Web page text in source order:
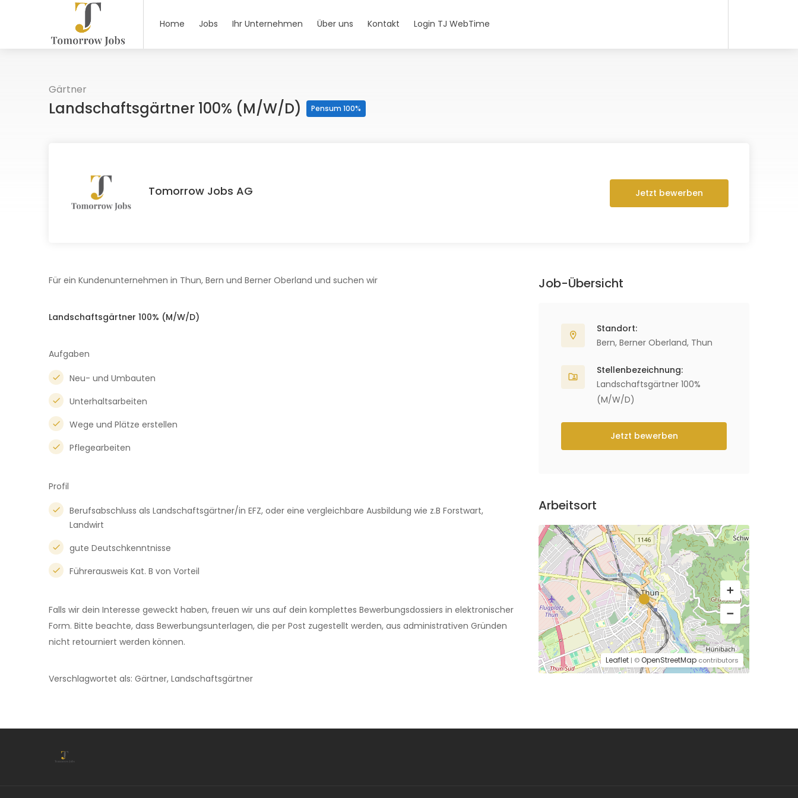
Home Jobs Ihr Unternehmen Über uns Kontakt Login TJ WebTime
Gärtner
Landschaftsgärtner 100% (M/W/D) Pensum 100%
Tomorrow Jobs AG Jetzt bewerben
Für ein Kundenunternehmen in Thun, Bern und Berner Oberland und suchen wir
Landschaftsgärtner 100% (M/W/D)
Aufgaben
Neu- und Umbauten
Unterhaltsarbeiten
Wege und Plätze erstellen
Pflegearbeiten
Profil
Berufsabschluss als Landschaftsgärtner/in EFZ, oder eine vergleichbare Ausbildung wie z.B Forstwart,
Landwirt
gute Deutschkenntnisse
Führerausweis Kat. B von Vorteil
Falls wir dein Interesse geweckt haben, freuen wir uns auf dein komplettes Bewerbungsdossiers in elektronischer
Form. Bitte beachte, dass Bewerbungsunterlagen, die per Post zugestellt werden, aus administrativen Gründen
nicht retourniert werden können.
Verschlagwortet als: Gärtner, Landschaftsgärtner
Job-Übersicht
Standort:
Bern, Berner Oberland, Thun
Stellenbezeichnung:
Landschaftsgärtner 100%
(M/W/D)
Jetzt bewerben
Arbeitsort
Leaflet | ©OpenStreetMap contributors